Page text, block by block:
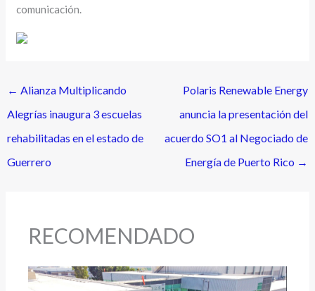
comunicación.
← Alianza Multiplicando
Alegrías inaugura 3 escuelas
rehabilitadas en el estado de
Guerrero
Polaris Renewable Energy
anuncia la presentación del
acuerdo SO1 al Negociado de
Energía de Puerto Rico →
RECOMENDADO